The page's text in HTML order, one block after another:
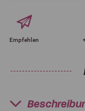
Empfehlen